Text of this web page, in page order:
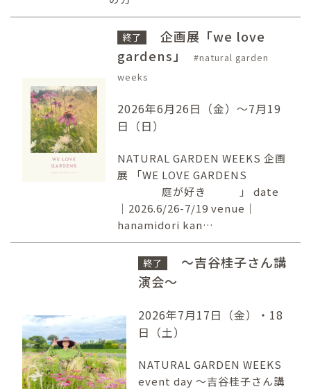
終了
企画展「we love
gardens」
natural garden
weeks
2026年6月26日（金）〜7月19
日（日）
NATURAL GARDEN WEEKS 企画
展 「WE LOVE GARDENS
庭が好き 」 date
｜2026.6/26-7/19 venue｜
hanamidori kan…
終了
～吉谷桂子さん講
演会～
2026年7月17日（金）・18
日（土）
NATURAL GARDEN WEEKS
event day ～吉谷桂子さん講